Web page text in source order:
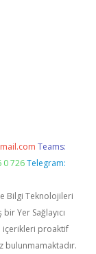
Teams:
0 726 Telegram:
Bilgi Teknolojileri
Yer Sağlayıcı
içerikleri proaktif
bulunmamaktadır.